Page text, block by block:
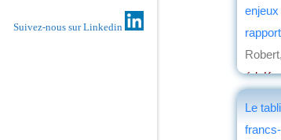
Suivez-nous sur Linkedin
éd.
Le